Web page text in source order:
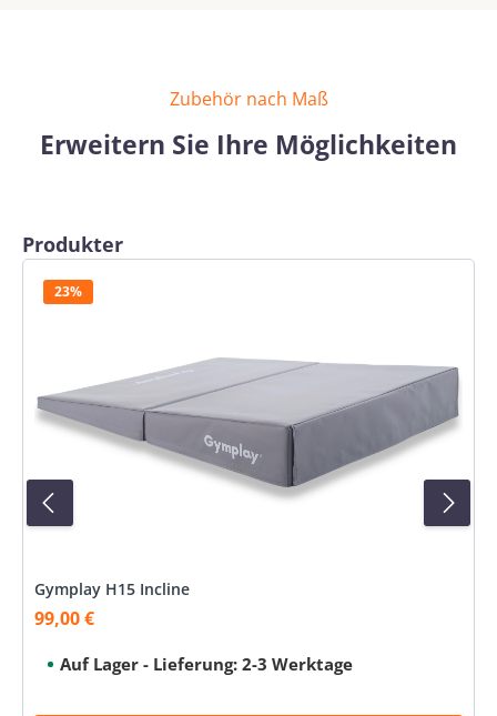
Zubehör nach Maß
Erweitern Sie Ihre Möglichkeiten
Produktgalerie überspringen
Produkter
23%
Gymplay H15 Incline
Verkaufspreis:
99,00 €
Auf Lager - Lieferung: 2-3 Werktage